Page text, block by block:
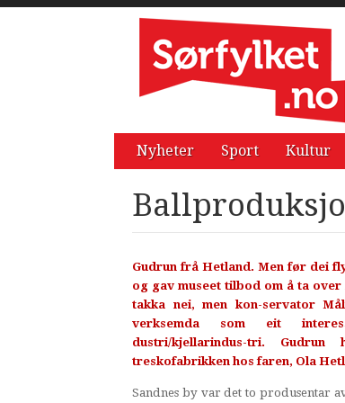
Nyheter Sport Kultur
Gudrun frå Hetland. Men før dei
og gav museet tilbod om å ta
takka nei, men kon-servator
verksemda som eit
dustri/kjellarindus-tri.
treskofabrikken hos faren, Ola
Sandnes by var det to produsentar